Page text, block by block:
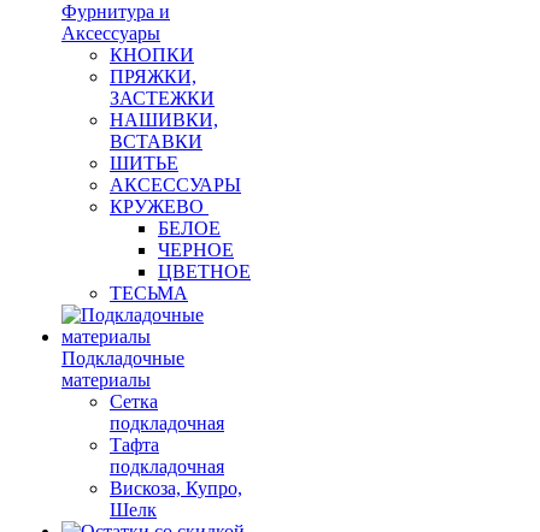
Фурнитура и
Аксессуары
КНОПКИ
ПРЯЖКИ,
ЗАСТЕЖКИ
НАШИВКИ,
ВСТАВКИ
ШИТЬЕ
АКСЕССУАРЫ
КРУЖЕВО
БЕЛОЕ
ЧЕРНОЕ
ЦВЕТНОЕ
ТЕСЬМА
Подкладочные
материалы
Сетка
подкладочная
Тафта
подкладочная
Вискоза, Купро,
Шелк